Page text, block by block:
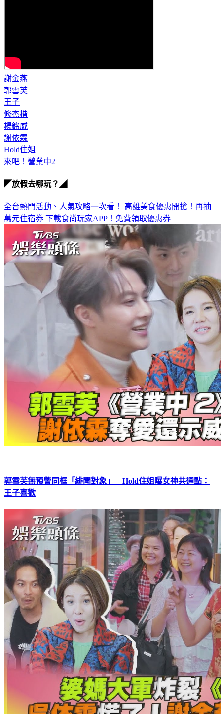
謝金燕
郭雪芙
王子
修杰楷
楊銘威
謝依霖
Hold住姐
全台熱門活動、人氣攻略一次看！高雄美食優惠開搶！再抽
萬元住宿券下載食尚玩家APP！免費領取優惠券
郭雪芙無預警同框「緋聞對象」 Hold住姐曝女神共通點：